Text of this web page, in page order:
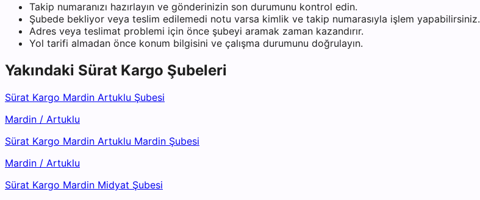
Takip numaranızı hazırlayın ve gönderinizin son durumunu kontrol edin.
Şubede bekliyor veya teslim edilemedi notu varsa kimlik ve takip numarasıyla işlem yapabilirsiniz.
Adres veya teslimat problemi için önce şubeyi aramak zaman kazandırır.
Yol tarifi almadan önce konum bilgisini ve çalışma durumunu doğrulayın.
Yakındaki Sürat Kargo Şubeleri
Sürat Kargo Mardin Artuklu Şubesi
Mardin / Artuklu
Sürat Kargo Mardin Artuklu Mardin Şubesi
Mardin / Artuklu
Sürat Kargo Mardin Midyat Şubesi